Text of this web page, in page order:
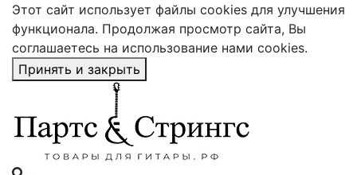
Этот сайт использует файлы cookies для улучшения
функционала. Продолжая просмотр сайта, Вы
соглашаетесь на использование нами cookies.
Принять и закрыть